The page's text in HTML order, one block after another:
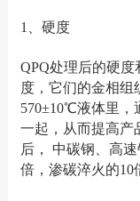
1、硬度
QPQ处理后的硬
度，它们的金相组
570±10℃液体里，
一起，从而提高产
后， 中碳钢、高
倍，渗碳淬火的10